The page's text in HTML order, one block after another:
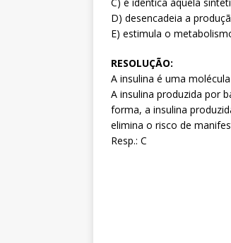
D) desencadeia a
E) estimula o
RESOLUÇÃO:
A insulina é uma
A insulina produzida por
forma, a insulina
elimina o risco de
Resp.: C